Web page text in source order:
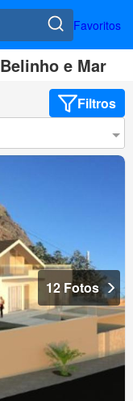
Favoritos
e Mar
Filtros
12 Fotos